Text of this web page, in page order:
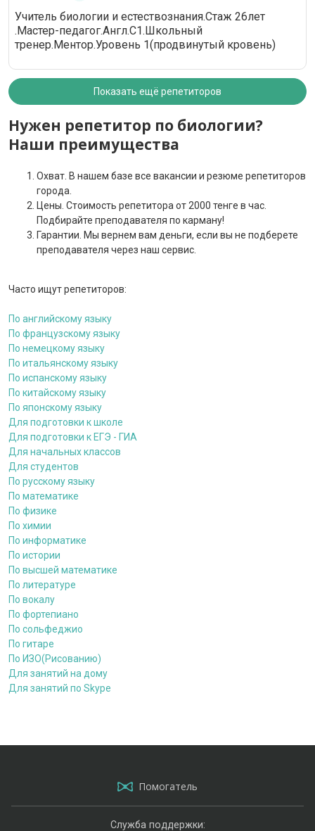
Учитель биологии и естествознания.Стаж 26лет
.Мастер-педагог.Англ.С1.Школьный
тренер.Ментор.Уровень 1(продвинутый кровень)
Показать ещё репетиторов
Нужен репетитор по биологии?
Наши преимущества
Охват. В нашем базе все вакансии и резюме репетиторов
города.
Цены. Стоимость репетитора от 2000 тенге в час.
Подбирайте преподавателя по карману!
Гарантии. Мы вернем вам деньги, если вы не подберете
преподавателя через наш сервис.
Часто ищут репетиторов:
По английскому языку
По французскому языку
По немецкому языку
По итальянскому языку
По испанскому языку
По китайскому языку
По японскому языку
Для подготовки к школе
Для подготовки к ЕГЭ - ГИА
Для начальных классов
Для студентов
По русскому языку
По математике
По физике
По химии
По информатике
По истории
По высшей математике
По литературе
По вокалу
По фортепиано
По сольфеджио
По гитаре
По ИЗО(Рисованию)
Для занятий на дому
Для занятий по Skype
Помогатель
Служба поддержки: